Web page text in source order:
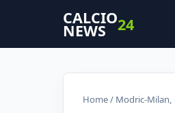
CALCIO
NEWS 24
Home/ Modric-Milan,